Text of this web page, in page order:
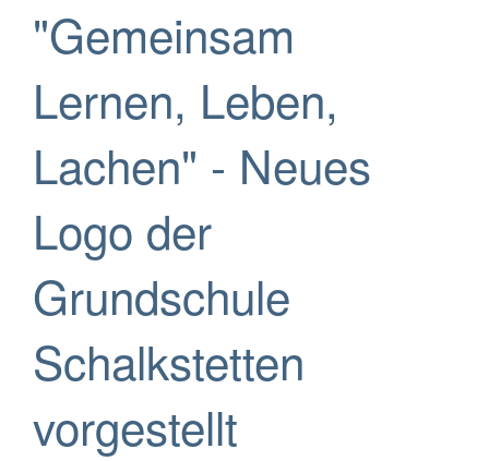
"Gemeinsam
Lernen, Leben,
Lachen" - Neues
Logo der
Grundschule
Schalkstetten
vorgestellt